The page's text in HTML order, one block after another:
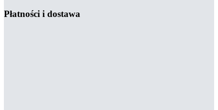
Płatności i dostawa